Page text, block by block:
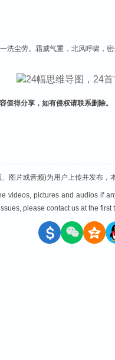
洗尘劳。霜威气重，北风呼啸，
值得分享，如有侵权请联系删除。
图片或音频)为用户上传并发布
videos, pictures and audios if
please contact us at the